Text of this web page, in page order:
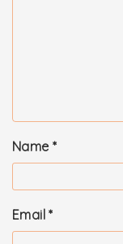
Name *
Email*